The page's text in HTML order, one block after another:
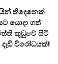
තිදෙනෙක්
යොදා ගත්
කූඩුවේ සිටි
විරෝධයක්!